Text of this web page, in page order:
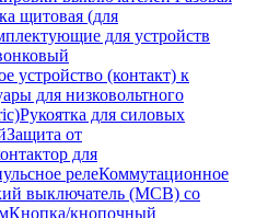
щитовая (для
для устройств
устройство (контакт) к
для низковольтного
Рукоятка для силовых
Защита от
для
релеКоммутационное
выключатель (MCB) со
Кнопка/кнопочный